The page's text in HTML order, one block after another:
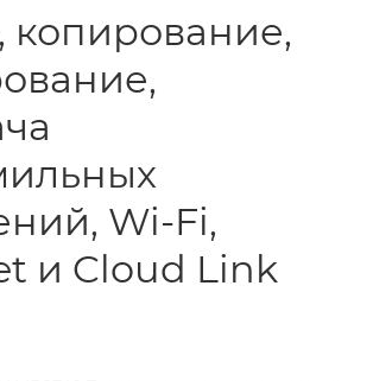
копирование,
Wi-Fi,
и Cloud Link